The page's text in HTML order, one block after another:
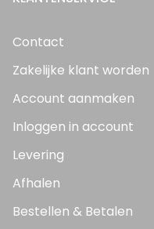
Contact
Zakelijke klant worden
Account aanmaken
Inloggen in account
Levering
Afhalen
Bestellen & Betalen